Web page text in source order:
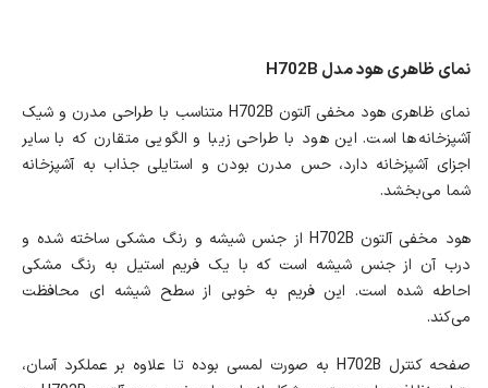
نمای ظاهری هود مدل H702B
نمای ظاهری هود مخفی آلتون H702B متناسب با طراحی مدرن و شیک
آشپزخانه‌ها است. این هود با طراحی زیبا و الگویی متقارن که با سایر
اجزای آشپزخانه دارد، حس مدرن بودن و استایلی جذاب به آشپزخانه
شما می‌بخشد.
هود مخفی آلتون H702B از جنس شیشه و رنگ مشکی ساخته شده و
درب آن از جنس شیشه است که با یک فریم استیل به رنگ مشکی
احاطه شده است. این فریم به خوبی از سطح شیشه ای محافظت
می‌کند.
صفحه کنترل H702B به صورت لمسی بوده تا علاوه بر عملکرد آسان،